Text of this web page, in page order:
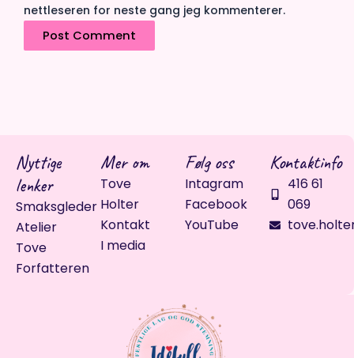
nettleseren for neste gang jeg kommenterer.
Nyttige
lenker
Smaksgleder
Atelier
Tove
Forfatteren
Mer om
Tove
Holter
Kontakt
I media
Følg oss
Intagram
Facebook
YouTube
Kontaktinfo
416 61
069